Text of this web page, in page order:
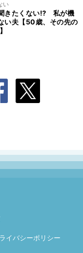
い
きたくない⁉ 私が機
い夫【50歳、その先の
イバシーポリシー